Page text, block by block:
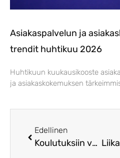
Asiakaspalvelun ja
trendit huhtikuu 2026
Huhtikuun kuukausikooste
ja asiakaskokemuksen
Edellinen
Koulutuksiin voi hukkua turhaan liikaa rahaa!